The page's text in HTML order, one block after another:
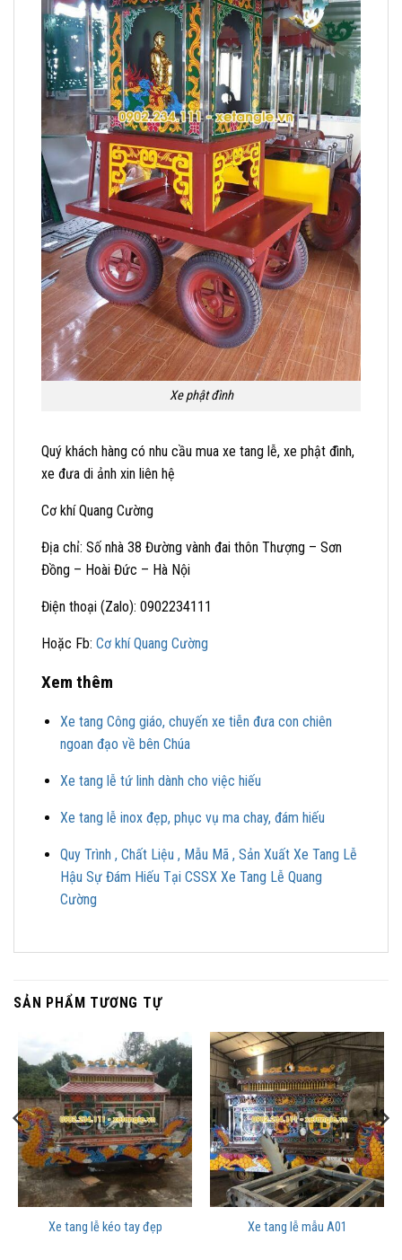
Xe phật đình
Quý khách hàng có nhu cầu mua xe tang lễ, xe phật đình,
xe đưa di ảnh xin liên hệ
Cơ khí Quang Cường
Địa chỉ: Số nhà 38 Đường vành đai thôn Thượng – Sơn
Đồng – Hoài Đức – Hà Nội
Điện thoại (Zalo): 0902234111
Hoặc Fb: Cơ khí Quang Cường
Xem thêm
Xe tang Công giáo, chuyến xe tiễn đưa con chiên
ngoan đạo về bên Chúa
Xe tang lễ tứ linh dành cho việc hiếu
Xe tang lễ inox đẹp, phục vụ ma chay, đám hiếu
Quy Trình , Chất Liệu , Mẫu Mã , Sản Xuất Xe Tang Lễ
Hậu Sự Đám Hiếu Tại CSSX Xe Tang Lễ Quang
Cường
SẢN PHẨM TƯƠNG TỰ
Xe tang lễ kéo tay đẹp Xe tang lễ mẫu A01